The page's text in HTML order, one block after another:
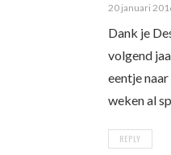
20 januari
Dank je
volgend
eentje
weken al
REPLY